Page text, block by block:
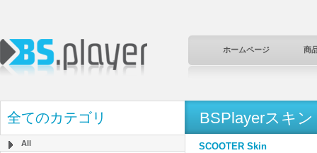
ホームページ 商
全てのカテゴリ
All
BSPlayerスキン
SCOOTER Skin